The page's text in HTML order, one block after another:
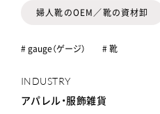
婦人靴のOEM／靴の資材卸
# gauge（ゲージ） # 靴
INDUSTRY
アパレル・服飾雑貨